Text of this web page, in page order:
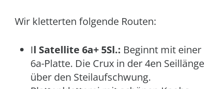
Wir kletterten folgende Routen:
Il Satellite 6a+ 5Sl.: Beginnt mit einer
6a-Platte. Die Crux in der 4en Seillänge
über den Steilaufschwung.